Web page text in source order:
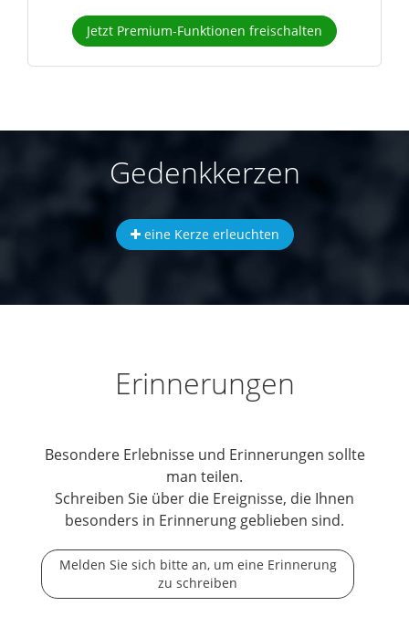
Jetzt Premium-Funktionen freischalten
Gedenkkerzen
eine Kerze erleuchten
Erinnerungen
Besondere Erlebnisse und Erinnerungen sollte
man teilen.
Schreiben Sie über die Ereignisse, die Ihnen
besonders in Erinnerung geblieben sind.
Melden Sie sich bitte an, um eine Erinnerung
zu schreiben